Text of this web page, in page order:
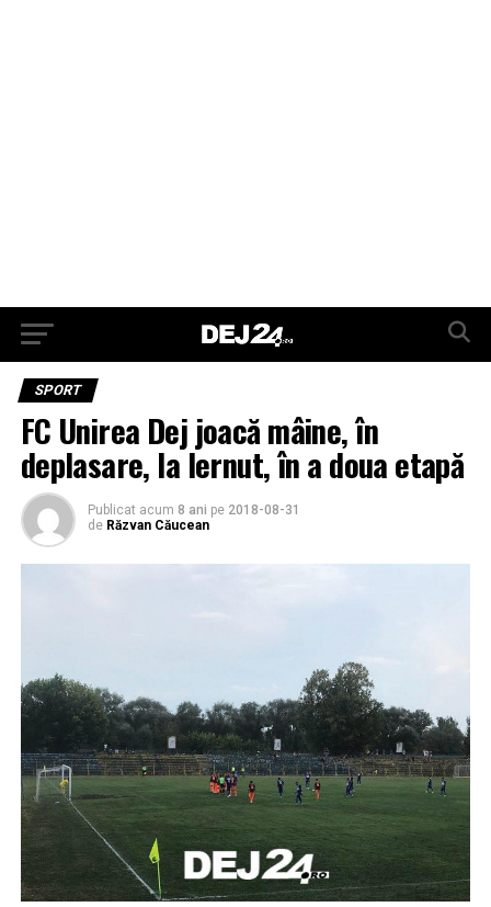
SPORT
FC Unirea Dej joacă mâine, în
deplasare, la Iernut, în a doua etapă
Publicat acum 8 ani pe 2018-08-31
de Răzvan Căucean